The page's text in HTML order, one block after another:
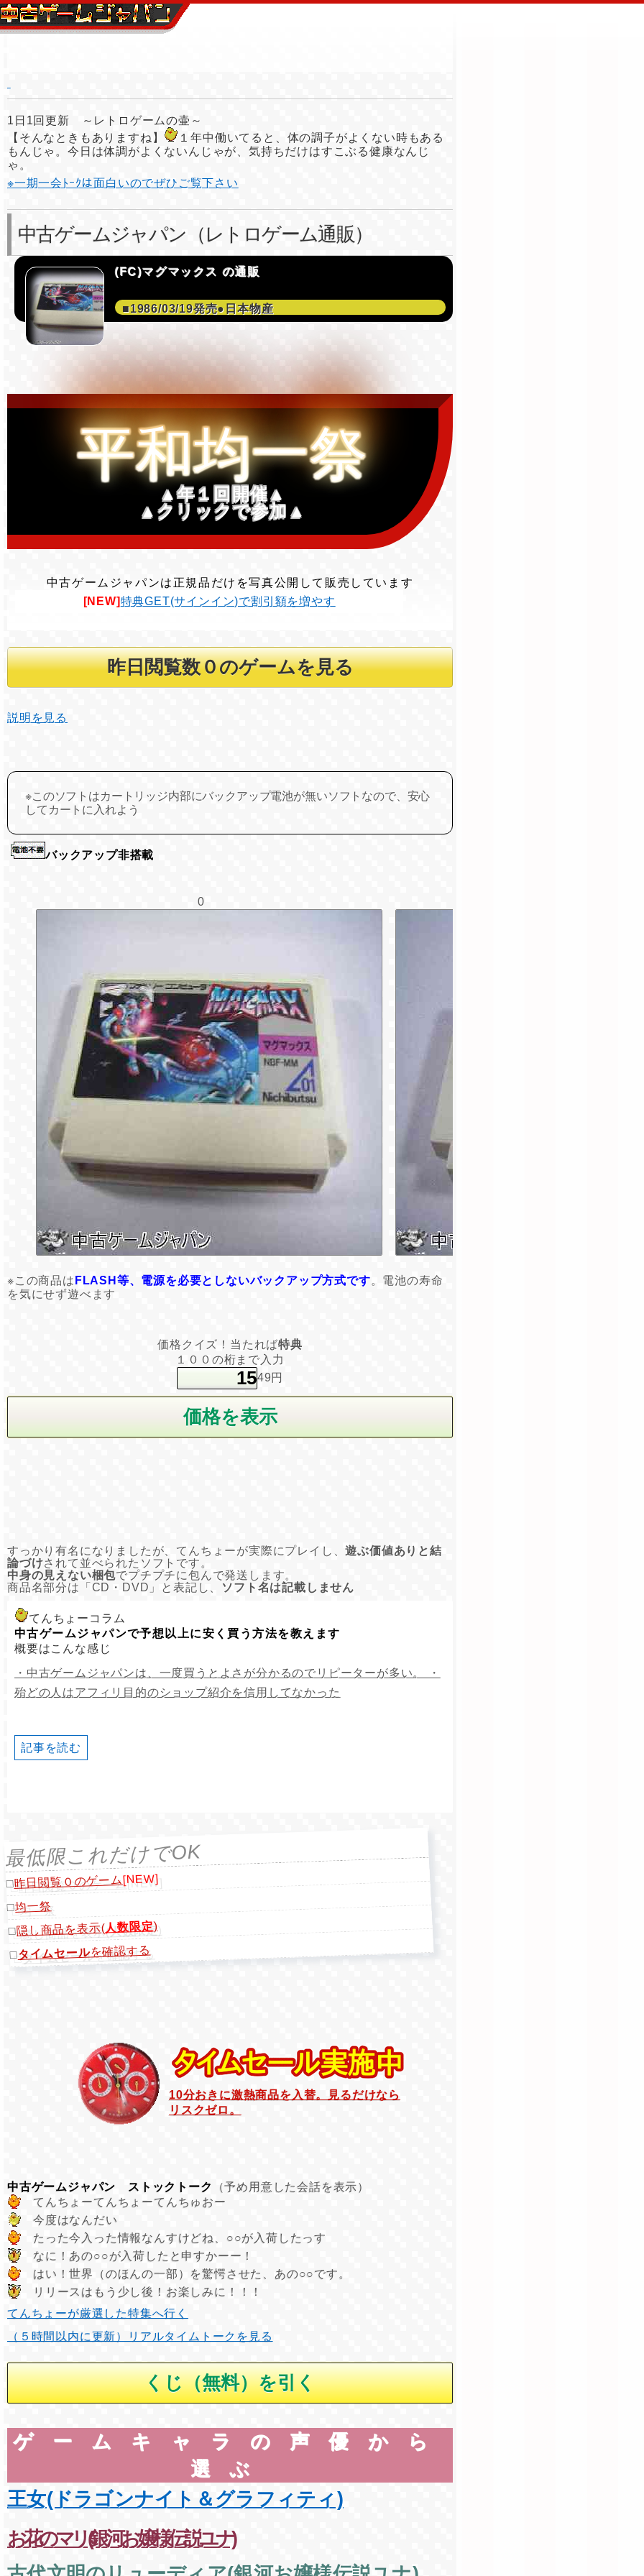
1日1回更新 ～レトロゲームの壷～
【そんなときもありますね】
１年中働いてると、体の調子がよくない時もある
もんじゃ。今日は体調がよくないんじゃが、気持ちだけはすこぶる健康なんじ
ゃ。
※一期一会ﾄｰｸは面白いのでぜひご覧下さい
中古ゲームジャパン（レトロゲーム通販）
(FC)マグマックス の通販
■1986/03/19発売●日本物産
平和均一祭
▲年１回開催▲
▲クリックで参加▲
中古ゲームジャパンは正規品だけを写真公開して販売しています
[NEW]特典GET(サインイン)で割引額を増やす
説明を見る
※このソフトはカートリッジ内部にバックアップ電池が無いソフトなので、安心
してカートに入れよう
バックアップ非搭載
0
※この商品は FLASH等、電源を必要としないバックアップ方式です。電池の寿命
を気にせず遊べます
価格クイズ！当たれば特典
１００の桁まで入力
49円
すっかり有名になりましたが、てんちょーが実際にプレイし、遊ぶ価値ありと結
論づけされて並べられたソフトです。
中身の見えない梱包でプチプチに包んで発送します。
商品名部分は「CD・DVD」と表記し、
ソフト名は記載しません
てんちょーコラム
中古ゲームジャパンで予想以上に安く買う方法を教えます
概要はこんな感じ
・中古ゲームジャパンは、一度買うとよさが分かるのでリピーターが多い。 ・
殆どの人はアフィリ目的のショップ紹介を信用してなかった
記事を読む
最低限これだけでOK
□昨日閲覧０のゲーム[NEW]
□均一祭
□隠し商品を表示(人数限定)
□タイムセールを確認する
10分おきに激熱商品を入替。見るだけなら
リスクゼロ。
中古ゲームジャパン ストックトーク
（予め用意した会話を表示）
てんちょーてんちょーてんちゅおー
今度はなんだい
たった今入った情報なんすけどね、○○が入荷したっす
なに！あの○○が入荷したと申すかーー！
はい！世界（のほんの一部）を驚愕させた、あの○○です。
リリースはもう少し後！お楽しみに！！！
てんちょーが厳選した特集へ行く
（５時間以内に更新）リアルタイムトークを見る
ゲームキャラの声優から
選ぶ
王女(ドラゴンナイト＆グラフィティ)
お花のマリ(銀河お嬢様伝説ユナ)